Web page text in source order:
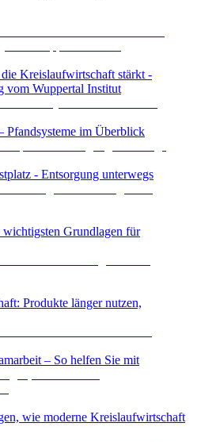
Kreislaufwirtschaft stärkt -
vom Wuppertal Institut
Pfandsysteme im Überblick
- Entsorgung unterwegs
Grundlagen für
Produkte länger nutzen,
– So helfen Sie mit
wie moderne Kreislaufwirtschaft